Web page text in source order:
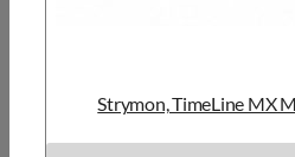
Strymon, TimeLine MX